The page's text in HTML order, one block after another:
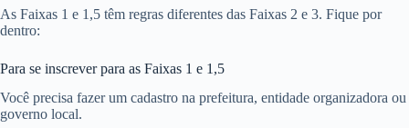
As Faixas 1 e 1,5 têm regras diferentes das Faixas 2 e 3. Fique por
dentro:
Para se inscrever para as Faixas 1 e 1,5
Você precisa fazer um cadastro na prefeitura, entidade organizadora ou
governo local.